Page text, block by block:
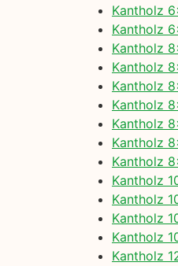
Kantholz
Kantholz
Kantholz
Kantholz
Kantholz
Kantholz
Kantholz
Kantholz
Kantholz
Kantholz
Kantholz
Kantholz
Kantholz
Kantholz